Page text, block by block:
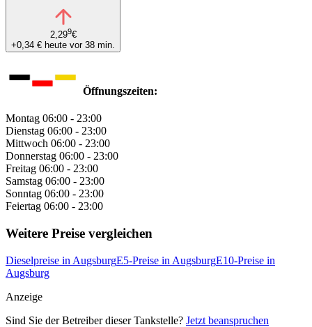
2,299€
+0,34 € heute vor 38 min.
Öffnungszeiten:
Montag 06:00 - 23:00
Dienstag 06:00 - 23:00
Mittwoch 06:00 - 23:00
Donnerstag 06:00 - 23:00
Freitag 06:00 - 23:00
Samstag 06:00 - 23:00
Sonntag 06:00 - 23:00
Feiertag 06:00 - 23:00
Weitere Preise vergleichen
Dieselpreise in AugsburgE5-Preise in AugsburgE10-Preise in
Augsburg
Anzeige
Sind Sie der Betreiber dieser Tankstelle? Jetzt beanspruchen